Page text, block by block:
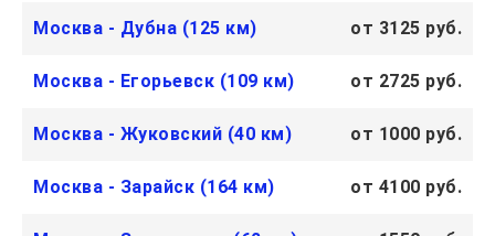
Москва - Дубна (125 км) от 3125 руб.
Москва - Егорьевск (109 км) от 2725 руб.
Москва - Жуковский (40 км) от 1000 руб.
Москва - Зарайск (164 км) от 4100 руб.